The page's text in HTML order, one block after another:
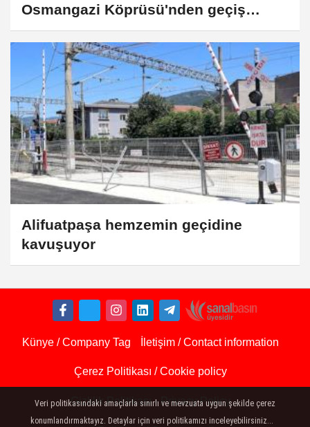
Osmangazi Köprüsü'nden geçiş
kuralları güncellendi
Alifuatpaşa hemzemin geçidine
kavuşuyor
Künye / Company Tag İletişim / Contact information
Çerez Politikası / Cookie policy
Gizlilik Politikası - Privacy Policy
Veri politikasındaki amaçlarla sınırlı ve mevzuata uygun şekilde çerez
konumlandırmaktayız. Detaylar için veri politikamızı inceleyebilirsiniz...